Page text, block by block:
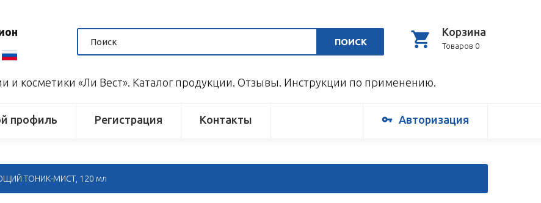
Корзина
Товаров 0
ПОИСК
и косметики «Ли Вест». Каталог продукции. Отзывы. Инструкции по применению.
профиль Регистрация Контакты Авторизация
ТОНИК-МИСТ, 120 мл